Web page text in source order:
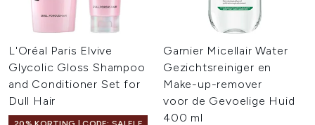
L'Oréal Paris Elvive
Glycolic Gloss Shampoo
and Conditioner Set for
Dull Hair
Garnier Micellair Water
Gezichtsreiniger en
Make-up-remover
voor de Gevoelige Huid
400 ml